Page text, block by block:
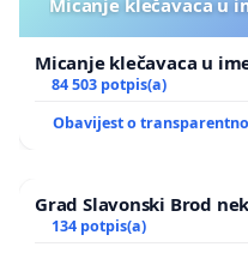
Micanje klečavaca u
Micanje klečavaca u
84 503 potpis(a)
Obavijest o
Grad Slavonski Brod
134 potpis(a)